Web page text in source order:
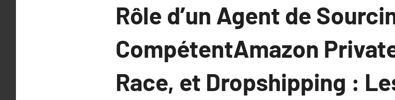
Rôle d’un Agent de
CompétentAmazon
Race, et Dropshipping :